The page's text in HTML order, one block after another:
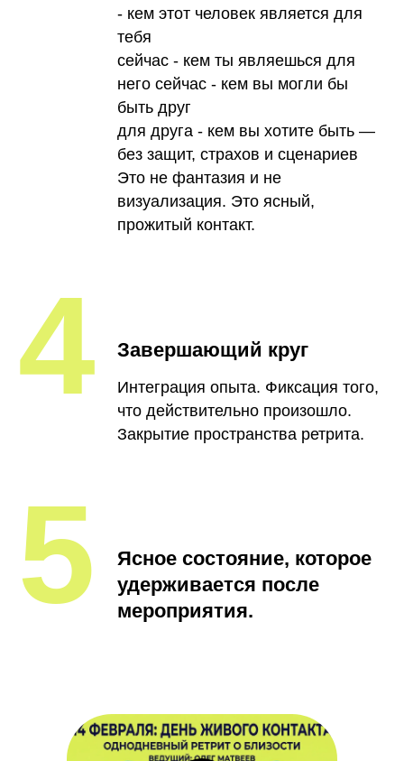
- кем этот человек является для
тебя
сейчас - кем ты являешься для
него сейчас - кем вы могли бы
быть друг
для друга - кем вы хотите быть —
без защит, страхов и сценариев
Это не фантазия и не
визуализация. Это ясный,
прожитый контакт.
Завершающий круг
Интеграция опыта. Фиксация того,
что действительно произошло.
Закрытие пространства ретрита.
4
Ясное состояние, которое
удерживается после
мероприятия.
5